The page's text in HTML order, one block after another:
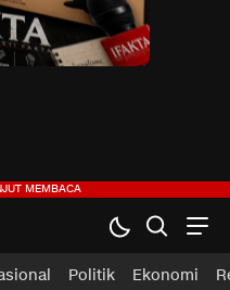
Politik Ekonomi